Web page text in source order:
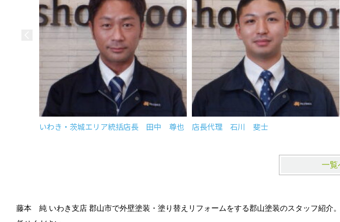
いわき・茨城エリア統括店長 田中 尊也 店長代理 石川 斐士
一覧
藤本 純 いわき支店 郡山市で外壁塗装・塗り替えリフォームをする郡山塗装のスタッフ紹介